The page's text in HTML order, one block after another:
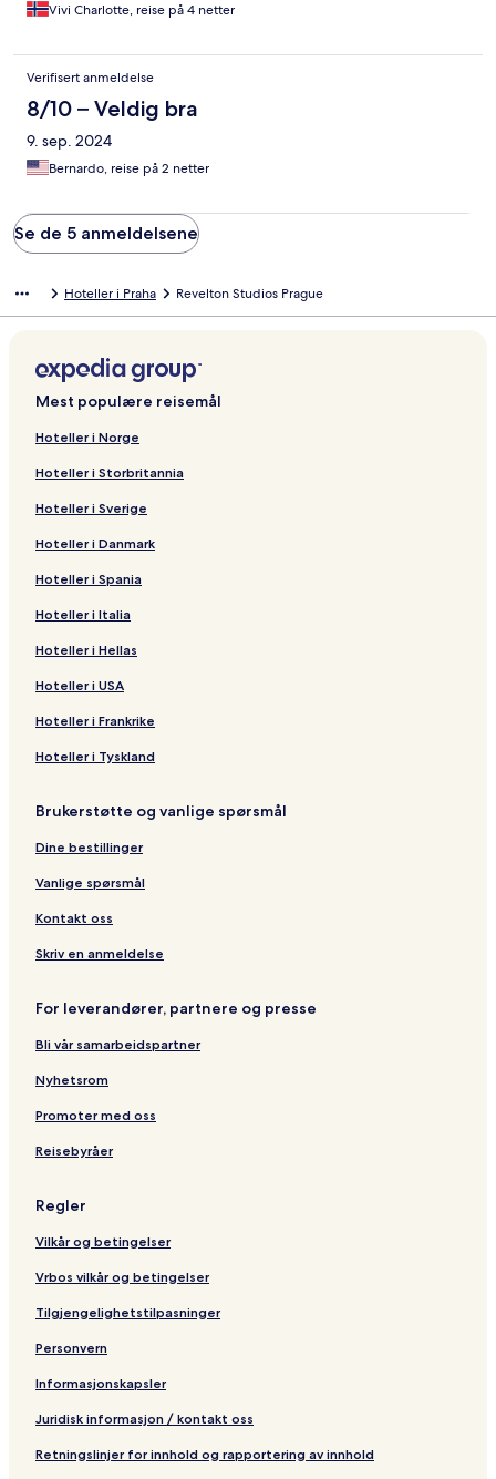
Vivi Charlotte, reise på 4 netter
Verifisert anmeldelse
8/10 – Veldig bra
9. sep. 2024
Bernardo, reise på 2 netter
Se de 5 anmeldelsene
Hoteller i Praha Revelton Studios Prague
Mest populære reisemål
Hoteller i Norge
Hoteller i Storbritannia
Hoteller i Sverige
Hoteller i Danmark
Hoteller i Spania
Hoteller i Italia
Hoteller i Hellas
Hoteller i USA
Hoteller i Frankrike
Hoteller i Tyskland
Brukerstøtte og vanlige spørsmål
Dine bestillinger
Vanlige spørsmål
Kontakt oss
Skriv en anmeldelse
For leverandører, partnere og presse
Bli vår samarbeidspartner
Nyhetsrom
Promoter med oss
Reisebyråer
Regler
Vilkår og betingelser
Vrbos vilkår og betingelser
Tilgjengelighetstilpasninger
Personvern
Informasjonskapsler
Juridisk informasjon / kontakt oss
Retningslinjer for innhold og rapportering av innhold